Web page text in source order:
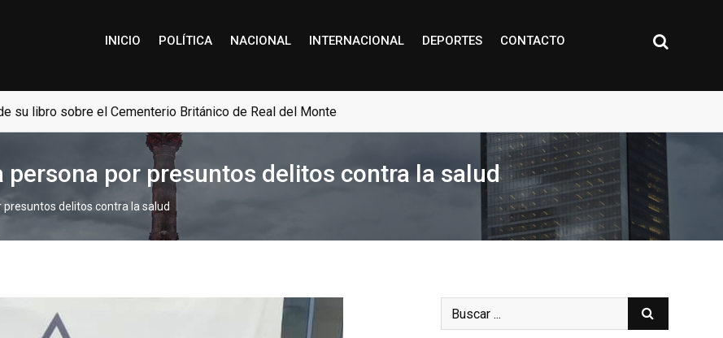
INICIO POLÍTICA NACIONAL INTERNACIONAL DEPORTES CONTACTO
su libro sobre el Cementerio Británico de Real del Monte
persona por presuntos delitos contra la salud
delitos contra la salud